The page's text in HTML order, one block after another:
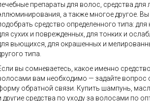
препараты для волос, средства для
а также многое другое.
средство определенного типа:
сухих и поврежденных, для тонких и
вьющихся, для окрашенных и
типа.
вы сомневаетесь, какое именно
вам необходимо — задайте вопрос
обратной связи. Купить шампунь,
другие средства по уходу за волосами по